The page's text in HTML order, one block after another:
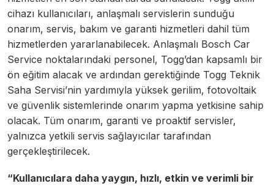
cihazı kullanıcıları, anlaşmalı servislerin sunduğu
onarım, servis, bakım ve garanti hizmetleri dahil tüm
hizmetlerden yararlanabilecek. Anlaşmalı Bosch Car
Service noktalarındaki personel, Togg’dan kapsamlı bir
ön eğitim alacak ve ardından gerektiğinde Togg Teknik
Saha Servisi’nin yardımıyla yüksek gerilim, fotovoltaik
ve güvenlik sistemlerinde onarım yapma yetkisine sahip
olacak. Tüm onarım, garanti ve proaktif servisler,
yalnızca yetkili servis sağlayıcılar tarafından
gerçekleştirilecek.
“Kullanıcılara daha yaygın, hızlı, etkin ve verimli bir